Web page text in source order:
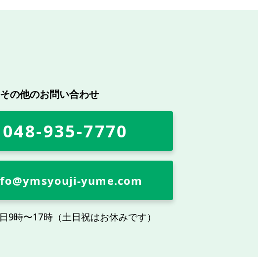
その他のお問い合わせ
048-935-7770
yume.com
9時〜17時（土日祝はお休みです）